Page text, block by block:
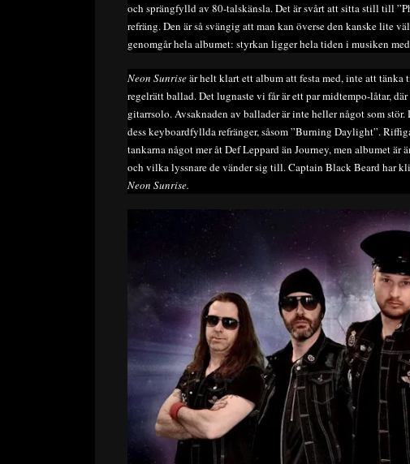
och sprängfylld av 80-talskänsla. Det är svårt att sitta still till
refräng. Den är så svängig att man kan överse den kanske lite
genomgår hela albumet: styrkan ligger hela tiden i musiken
Neon Sunriseär helt klart ett album att festa med, inte att
regelrätt ballad. Det lugnaste vi får är ett par midtempo-låtar,
gitarrsolo. Avsaknaden av ballader är inte heller något som
dess keyboardfyllda refränger, såsom ”Burning Daylight”.
tankarna något mer åt Def Leppard än Journey, men albumet är
och vilka lyssnare de vänder sig till. Captain Black Beard har
Neon Sunrise.